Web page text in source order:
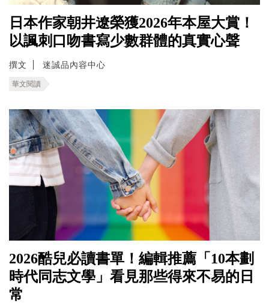
日本作家朝井遼榮獲2026年本屋大賞！
以諷刺口吻書寫少數群體的真實心聲
撰文 迷誠品內容中心
華文閱讀
2026酷兒必讀書單！編輯推薦「10本劃
時代同志文學」看見那些得來不易的日
常